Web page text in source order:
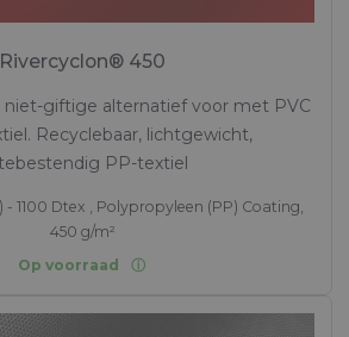
Rivercyclon® 450
niet-giftige alternatief voor met PVC
Recyclebaar, lichtgewicht,
PP-textiel
1100 Dtex , Polypropyleen (PP) Coating,
450 g/m²
Op voorraad